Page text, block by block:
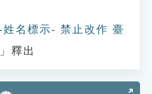
名標示- 禁止改作 臺
」釋出